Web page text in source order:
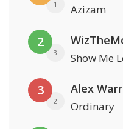
1 Azizam
2
3 Show Me
3
2
Alex
Ordinary